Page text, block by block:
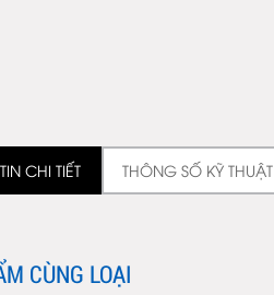
CHI TIẾT THÔNG SỐ KỸ THUẬT
CÙNG LOẠI